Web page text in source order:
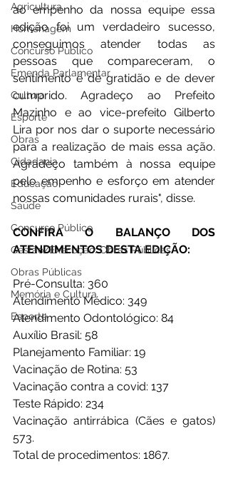
Agricultura
Homenagem
Concurso Público
Emenda Parlamentar
Cultura
Esporte
Obras
Cidadania
Educação
Saúde
Concurso Público
Gestão/Execução: Obras Públicas
Obras Públicas
Memória e Cultura
Esporte
ao empenho da nossa equipe essa
edição foi um verdadeiro sucesso,
conseguimos atender todas as
pessoas que compareceram, o
sentimento é de gratidão e de dever
cumprido. Agradeço ao Prefeito
Mazinho e ao vice-prefeito Gilberto
Lira por nos dar o suporte necessário
para a realização de mais essa ação.
Agradeço também à nossa equipe
pelo empenho e esforço em atender
nossas comunidades rurais", disse.
CONFIRA O BALANÇO DOS
ATENDIMENTOS DESTA EDIÇÃO:
Pré-Consulta: 360
Atendimento Médico: 349
Atendimento Odontológico: 84
Auxílio Brasil: 58
Planejamento Familiar: 19
Vacinação de Rotina: 53
Vacinação contra a covid: 137
Teste Rápido: 234
Vacinação antirrábica (Cães e gatos)
573.
Total de procedimentos: 1867.